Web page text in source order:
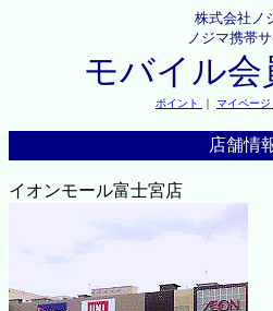
株式会社ノ
ノジマ携帯サ
モバイル会
ポイント ｜ マイページ
店舗情
イオンモール富士宮店